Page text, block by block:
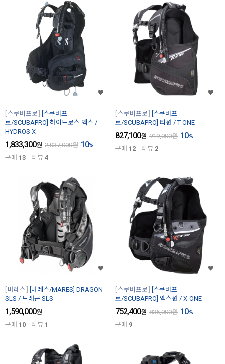
스쿠버프로
[스쿠버프
로/SCUBAPRO] 하이드로스 엑스 /
HYDROS X
1,833,300원 2,037,000원 10%
구매 13 리뷰 4
스쿠버프로
[스쿠버프
로/SCUBAPRO] 티원 / T-ONE
827,100원 919,000원 10%
구매 12 리뷰 2
마레스
[마레스/MARES] DRAGON
SLS / 드래곤 SLS
1,590,000원
구매 10 리뷰 1
스쿠버프로
[스쿠버프
로/SCUBAPRO] 엑스원 / X-ONE
752,400원 836,000원 10%
구매 9